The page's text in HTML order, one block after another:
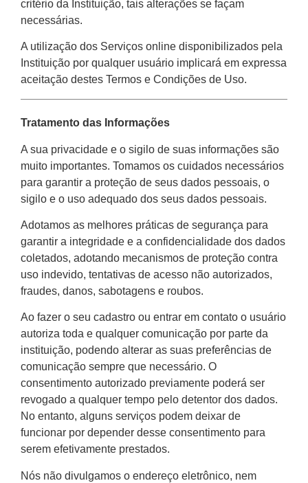
critério da Instituição, tais alterações se façam
necessárias.
A utilização dos Serviços online disponibilizados pela
Instituição por qualquer usuário implicará em expressa
aceitação destes Termos e Condições de Uso.
Tratamento das Informações
A sua privacidade e o sigilo de suas informações são
muito importantes. Tomamos os cuidados necessários
para garantir a proteção de seus dados pessoais, o
sigilo e o uso adequado dos seus dados pessoais.
Adotamos as melhores práticas de segurança para
garantir a integridade e a confidencialidade dos dados
coletados, adotando mecanismos de proteção contra
uso indevido, tentativas de acesso não autorizados,
fraudes, danos, sabotagens e roubos.
Ao fazer o seu cadastro ou entrar em contato o usuário
autoriza toda e qualquer comunicação por parte da
instituição, podendo alterar as suas preferências de
comunicação sempre que necessário. O
consentimento autorizado previamente poderá ser
revogado a qualquer tempo pelo detentor dos dados.
No entanto, alguns serviços podem deixar de
funcionar por depender desse consentimento para
serem efetivamente prestados.
Nós não divulgamos o endereço eletrônico, nem